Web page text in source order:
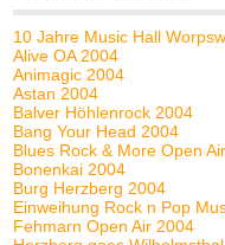
10 Jahre Music Hall
Alive OA 2004
Animagic 2004
Astan 2004
Balver Höhlenrock 2004
Bang Your Head 2004
Blues Rock & More Open
Bonenkai 2004
Burg Herzberg 2004
Einweihung Rock n Pop
Fehmarn Open Air 2004